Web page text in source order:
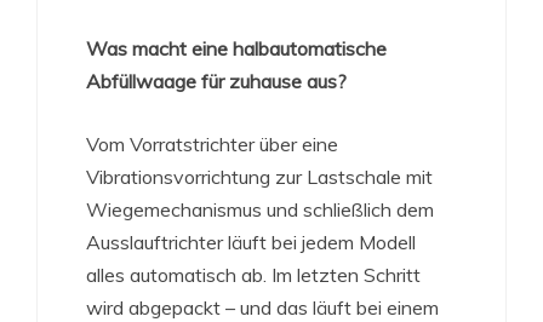
Was macht eine halbautomatische
Abfüllwaage für zuhause aus?
Vom Vorratstrichter über eine
Vibrationsvorrichtung zur Lastschale mit
Wiegemechanismus und schließlich dem
Ausslauftrichter läuft bei jedem Modell
alles automatisch ab. Im letzten Schritt
wird abgepackt – und das läuft bei einem